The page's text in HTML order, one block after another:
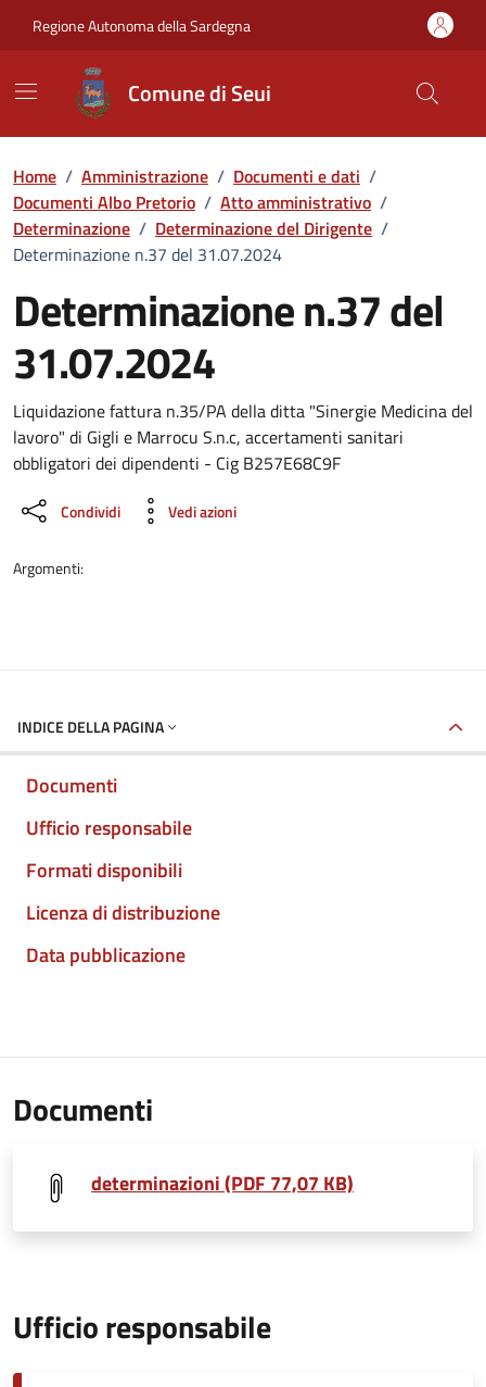
Regione Autonoma della Sardegna
Comune di Seui
Home / Amministrazione / Documenti e dati /
Documenti Albo Pretorio / Atto amministrativo /
Determinazione / Determinazione del Dirigente /
Determinazione n.37 del 31.07.2024
Determinazione n.37 del
31.07.2024
Dettaglio del documento
Liquidazione fattura n.35/PA della ditta "Sinergie Medicina del
lavoro" di Gigli e Marrocu S.n.c, accertamenti sanitari
obbligatori dei dipendenti - Cig B257E68C9F
Condividi Vedi azioni
Argomenti:
INDICE DELLA PAGINA
Documenti
Ufficio responsabile
Formati disponibili
Licenza di distribuzione
Data pubblicazione
Documenti
determinazioni (PDF 77,07 KB)
Ufficio responsabile